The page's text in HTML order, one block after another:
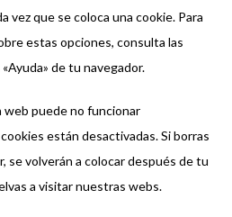
vez que se coloca una cookie. Para
estas opciones, consulta las
de tu navegador.
puede no funcionar
están desactivadas. Si borras
se volverán a colocar después de tu
a visitar nuestras webs.